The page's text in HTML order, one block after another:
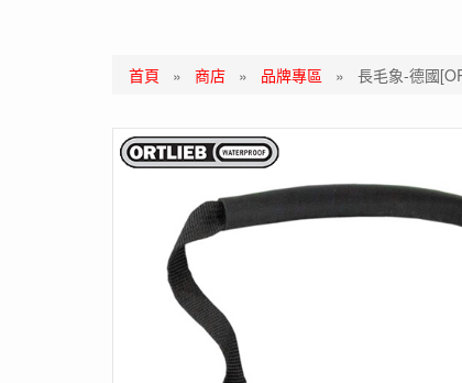
首頁 » 商店 » 品牌專區 » 長毛象-德國